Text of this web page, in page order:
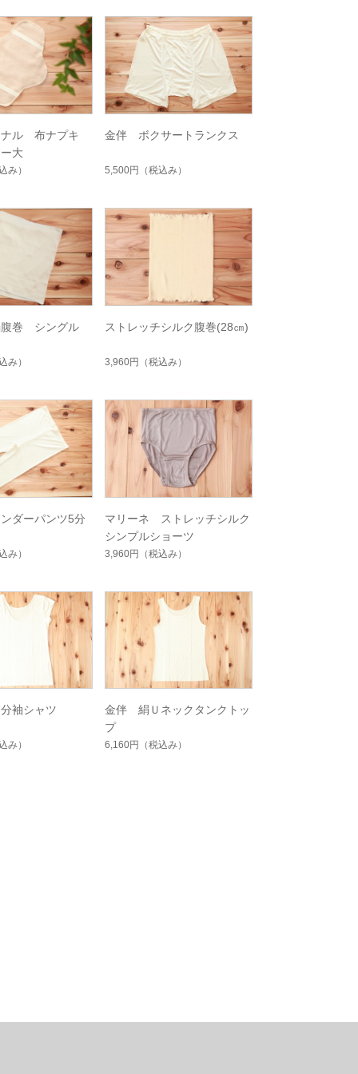
ナル 布ナプキ
大
み）
金伴 ボクサートランクス
5,500円 （税込み）
巻 シングル
み）
ストレッチシルク腹巻(28㎝)
3,960円 （税込み）
ダーパンツ5分
み）
マリーネ ストレッチシルク
シンプルショーツ
3,960円 （税込み）
袖シャツ
み）
金伴 絹Ｕネックタンクトッ
プ
6,160円 （税込み）